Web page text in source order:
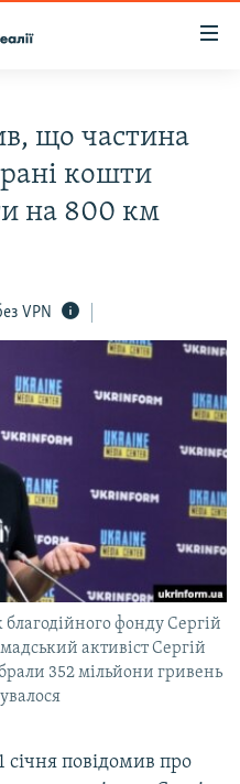
що частина
кошти
на 800 км
VPN
фонду Сергій
активіст Сергій
352 мільйони гривень
січня повідомив про